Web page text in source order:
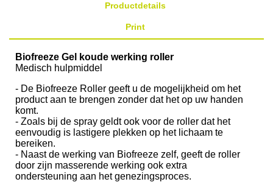
Productdetails
Print
Biofreeze Gel koude werking roller
Medisch hulpmiddel
- De Biofreeze Roller geeft u de mogelijkheid om het
product aan te brengen zonder dat het op uw handen
komt.
- Zoals bij de spray geldt ook voor de roller dat het
eenvoudig is lastigere plekken op het lichaam te
bereiken.
- Naast de werking van Biofreeze zelf, geeft de roller
door zijn masserende werking ook extra
ondersteuning aan het genezingsproces.